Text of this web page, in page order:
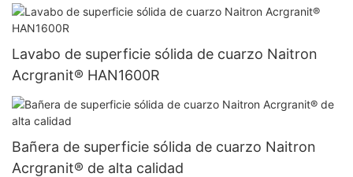
Lavabo de superficie sólida de cuarzo Naitron
Acrgranit® HAN1600R
Bañera de superficie sólida de cuarzo Naitron
Acrgranit® de alta calidad